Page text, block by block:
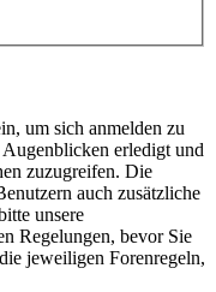
um sich anmelden zu
erledigt und
zuzugreifen. Die
auch zusätzliche
unsere
Regelungen, bevor Sie
jeweiligen Forenregeln,